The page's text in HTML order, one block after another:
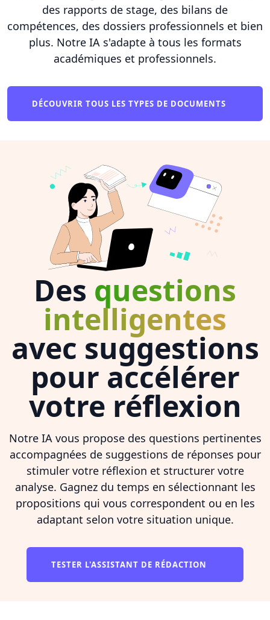
des rapports de stage, des bilans de
compétences, des dossiers professionnels et bien
plus. Notre IA s'adapte à tous les formats
académiques et professionnels.
DÉCOUVRIR TOUS LES TYPES DE DOCUMENTS
Des questions
intelligentes
avec suggestions
pour accélérer
votre réflexion
Notre IA vous propose des questions pertinentes
accompagnées de suggestions de réponses pour
stimuler votre réflexion et structurer votre
analyse. Gagnez du temps en sélectionnant les
propositions qui vous correspondent ou en les
adaptant selon votre situation unique.
TESTER L'ASSISTANT DE RÉDACTION